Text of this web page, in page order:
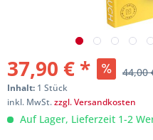
37,90 € * 44,00
Inhalt: 1 Stück
inkl. MwSt.zzgl. Versandkosten
Auf Lager, Lieferzeit 1-2